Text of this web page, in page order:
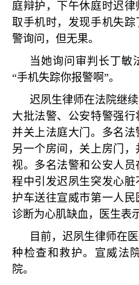
庭辩护，下午休庭时迟
取手机时，发现手机失
警询问，但无果。
当她询问审判长丁敏
“手机失踪你报警啊”。
迟夙生律师在法院继
大批法警、公安特警强行
并关上法庭大门。多名
另一个房间，关上房门
视。多名法警和公安人
程中引发迟夙生突发心
护车送往宣威市第一人
诊断为心肌缺血，医生表
目前，迟夙生律师在
种检查和救护。宣威法
院。